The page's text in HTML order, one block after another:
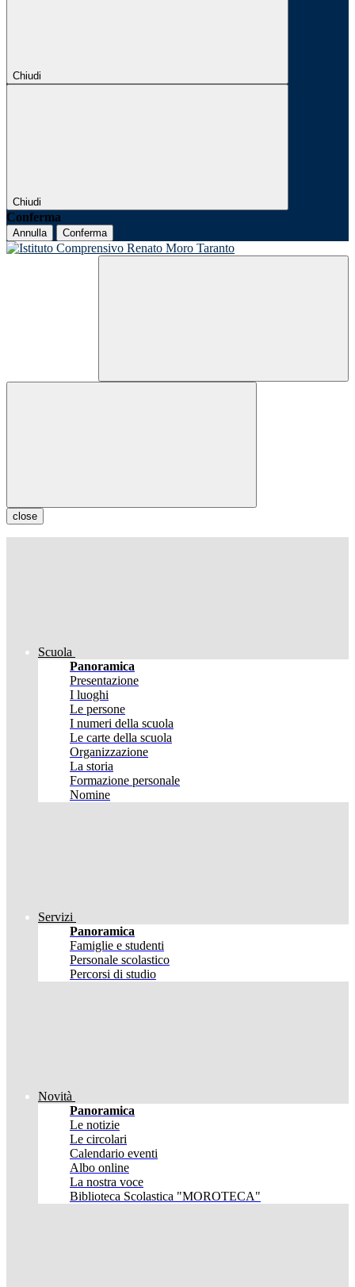
Chiudi
Chiudi
Conferma
Annulla Conferma
close
Scuola
Panoramica
Presentazione
I luoghi
Le persone
I numeri della scuola
Le carte della scuola
Organizzazione
La storia
Formazione personale
Nomine
Servizi
Panoramica
Famiglie e studenti
Personale scolastico
Percorsi di studio
Novità
Panoramica
Le notizie
Le circolari
Calendario eventi
Albo online
La nostra voce
Biblioteca Scolastica "MOROTECA"